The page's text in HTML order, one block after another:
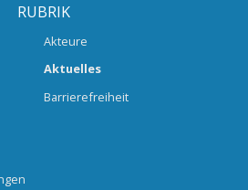
RUBRIK
Akteure
Aktuelles
Barrierefreiheit